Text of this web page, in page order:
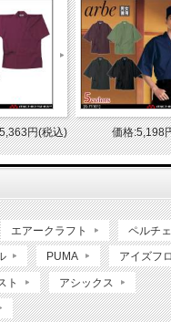
円(税込) 価格:5,198
エアークラフト ペルチェ
PUMA アイズフ
ト アシックス